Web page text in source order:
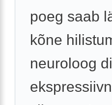
poeg saab
kõne
neuroloog